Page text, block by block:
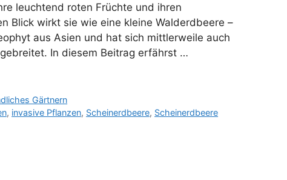
leuchtend roten Früchte und ihren
Blick wirkt sie wie eine kleine Walderdbeere –
aus Asien und hat sich mittlerweile auch
In diesem Beitrag erfährst …
Gärtnern
, invasive Pflanzen, Scheinerdbeere, Scheinerdbeere